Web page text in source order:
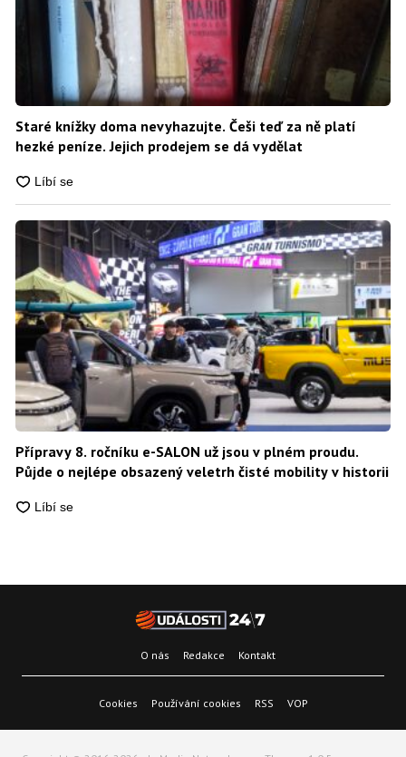
Staré knížky doma nevyhazujte. Češi teď za ně platí
hezké peníze. Jejich prodejem se dá vydělat
Přípravy 8. ročníku e-SALON už jsou v plném proudu.
Půjde o nejlépe obsazený veletrh čisté mobility v historii
O nás Redakce Kontakt
Cookies Používání cookies RSS VOP